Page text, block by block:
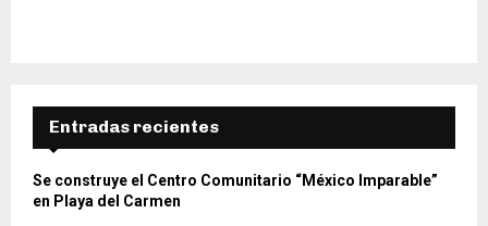
Entradas recientes
Se construye el Centro Comunitario “México Imparable”
en Playa del Carmen